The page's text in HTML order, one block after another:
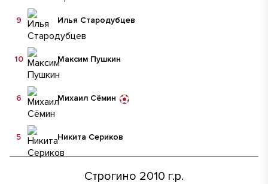
Илья Стародубцев
9
Максим Пушкин
10
Михаил Сёмин
6
Никита Сериков
5
Строгино 2010 г.р.